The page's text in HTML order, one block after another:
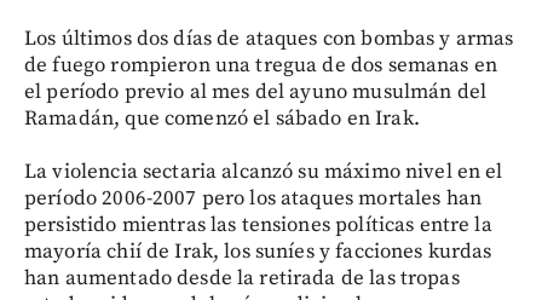
Los últimos dos días de ataques con bombas y armas
de fuego rompieron una tregua de dos semanas en
el período previo al mes del ayuno musulmán del
Ramadán, que comenzó el sábado en Irak.
La violencia sectaria alcanzó su máximo nivel en el
período 2006-2007 pero los ataques mortales han
persistido mientras las tensiones políticas entre la
mayoría chií de Irak, los suníes y facciones kurdas
han aumentado desde la retirada de las tropas